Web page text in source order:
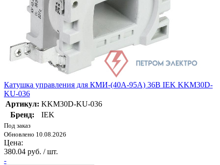
Катушка управления для КМИ-(40А-95А) 36В IEK KKM30D-
KU-036
Артикул: KKM30D-KU-036
Бренд:
IEK
Под заказ
Обновлено 10.08.2026
Цена:
380.04 руб. / шт.
-